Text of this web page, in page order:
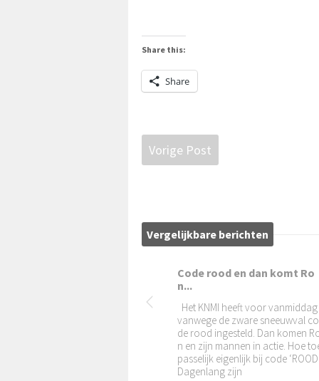
Share this:
Share
Vorige Post
Vergelijkbare berichten
De sabel van de Wildschut...
In het Spaanse Alicante hangt een
sabel van het burgemeestersgesla
cht Wildschut aan de muur. Jan (J
ohannes) Wildschut geboren in
39 is de zoon van Adrianus Jan
ildschut (1907) en Krijntje